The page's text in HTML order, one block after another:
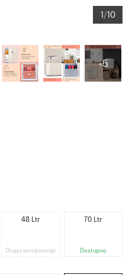
1/10
+5
48 Ltr
Druga kombinacija
70 Ltr
Dostupno